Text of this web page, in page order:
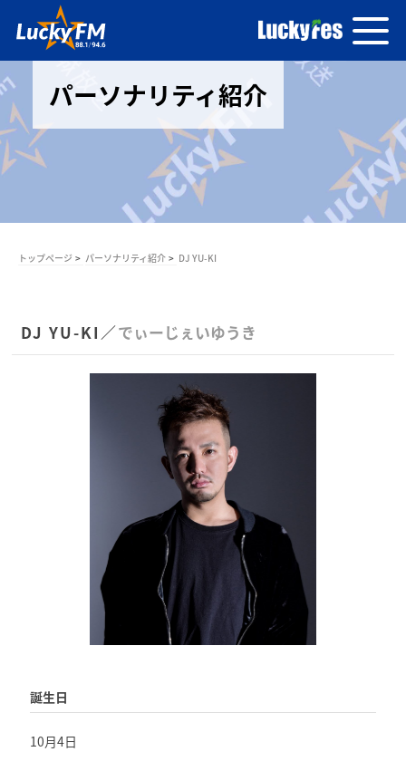
パーソナリティ紹介
トップページ パーソナリティ紹介 DJ YU-KI
DJ YU-KI／でぃーじぇいゆうき
誕生日
10月4日